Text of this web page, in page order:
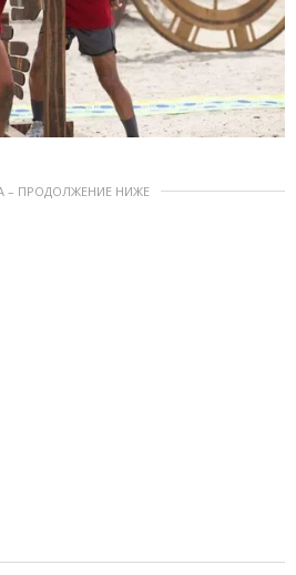
– ПРОДОЛЖЕНИЕ НИЖЕ